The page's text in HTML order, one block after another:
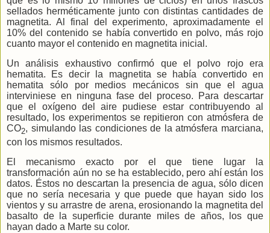
sellados herméticamente junto con distintas cantidades de
magnetita. Al final del experimento, aproximadamente el
10% del contenido se había convertido en polvo, más rojo
cuanto mayor el contenido en magnetita inicial.
Un análisis exhaustivo confirmó que el polvo rojo era
hematita. Es decir la magnetita se había convertido en
hematita sólo por medios mecánicos sin que el agua
interviniese en ninguna fase del proceso. Para descartar
que el oxígeno del aire pudiese estar contribuyendo al
resultado, los experimentos se repitieron con atmósfera de
CO2, simulando las condiciones de la atmósfera marciana,
con los mismos resultados.
El mecanismo exacto por el que tiene lugar la
transformación aún no se ha establecido, pero ahí están los
datos. Éstos no descartan la presencia de agua, sólo dicen
que no sería necesaria y que puede que hayan sido los
vientos y su arrastre de arena, erosionando la magnetita del
basalto de la superficie durante miles de años, los que
hayan dado a Marte su color.